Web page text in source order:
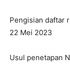
Pengisian daftar
22 Mei 2023
Usul penetapan